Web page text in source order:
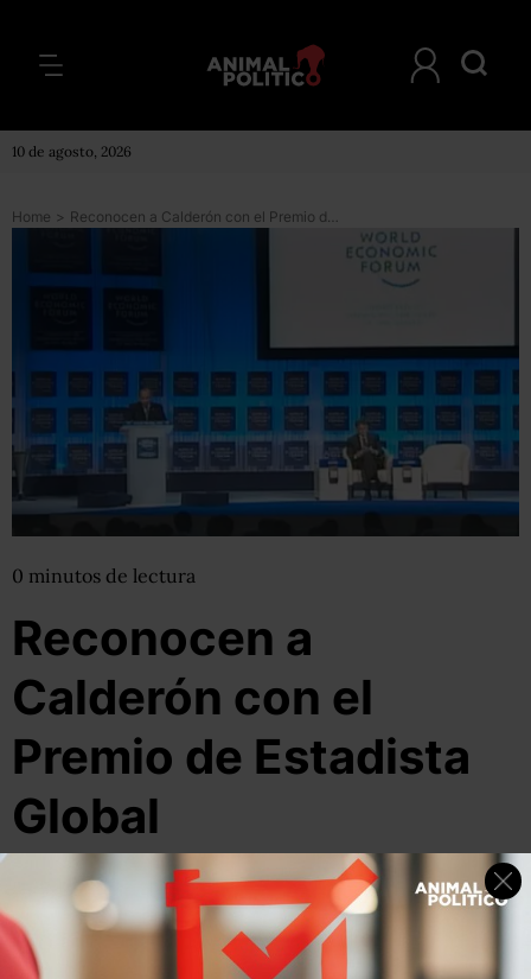
10 de agosto, 2026
Home > Reconocen a Calderón con el Premio de Estadista Global
0 minutos de lectura
Reconocen a
Calderón con el
Premio de Estadista
Global
26 de enero, 2012 Por: pluna